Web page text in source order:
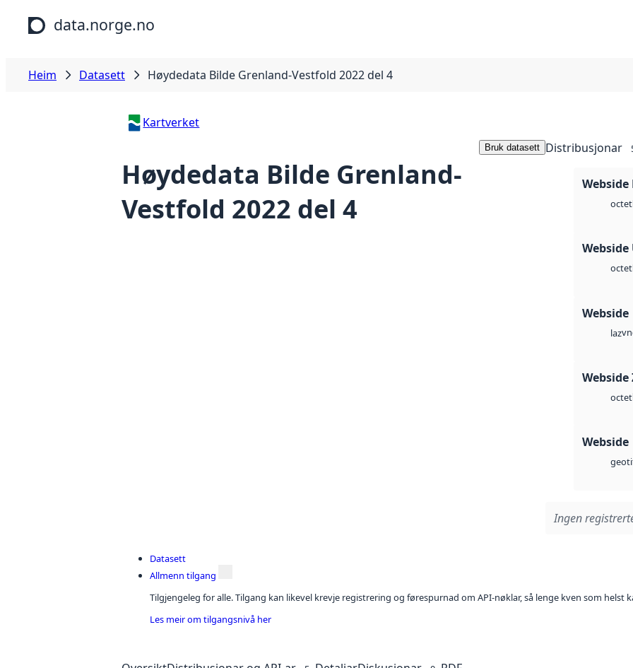
Hopp til hovudinnhald
data.norge.no
Heim Datasett Høydedata Bilde Grenland-Vestfold 2022 del 4
Kartverket
Høydedata Bilde Grenland-
Vestfold 2022 del 4
Bruk datasett Distribusjonar
Webside
octet
Webside
octet
Webside
laz
Webside
octet
Webside
Ingen
Datasett
Allmenn tilgang
Tilgjengeleg for alle. Tilgang kan likevel krevje registrering og førespurnad om API-nøklar, så lenge kven som helst
Les meir om tilgangsnivå her